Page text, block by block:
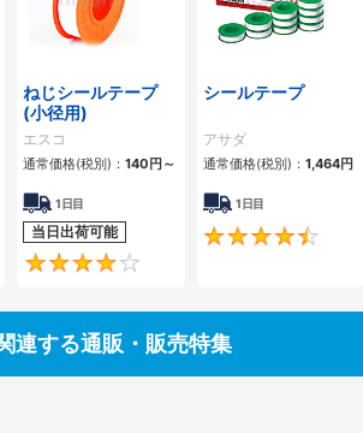
4.6
ねじシールテープ
(小径用)
エスコ
通常価格(税別)： 140 円 ～
1日目
当日出荷可能
シールテープ
アサダ
通常価格(税別)： 1,464円
1日目
連する通販・販売特集